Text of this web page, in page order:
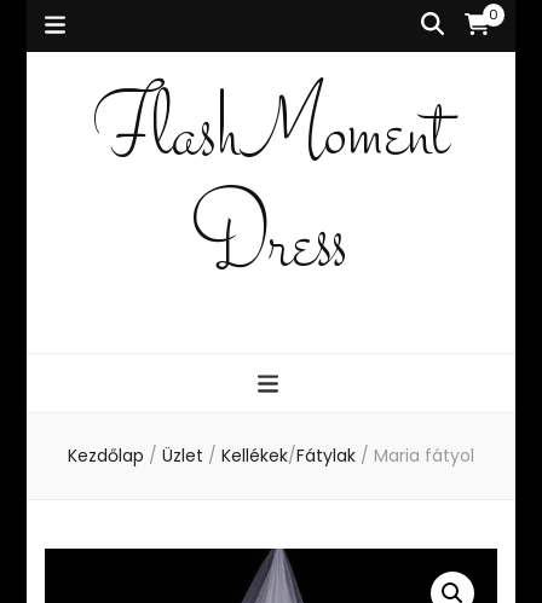
0
FlashMoment
Dress
Kezdőlap / Üzlet / Kellékek/Fátylak / Maria fátyol